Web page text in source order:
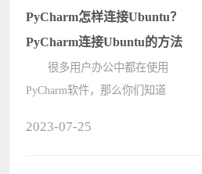
cad2020激活教程 1、双击打开
PyCharm怎样连接Ubuntu？
PyCharm连接Ubuntu的方法
很多用户办公中都在使用
PyCharm软件，那么你们知道
2023-07-25